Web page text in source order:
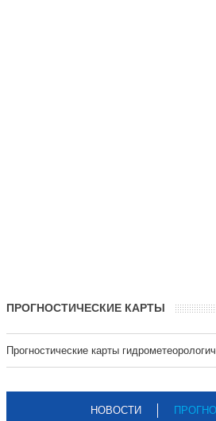
ПРОГНОСТИЧЕСКИЕ КАРТЫ
Прогностические карты
НОВОСТИ